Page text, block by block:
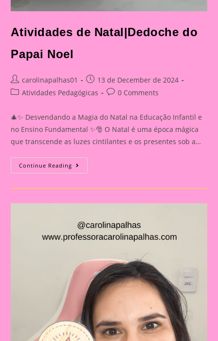
Atividades de Natal|Dedoche do
Papai Noel
Post
author:
carolinapalhas01
Post
published:
13 de December de 2024
PostAtividades Pedagógicas
Post0 Comments
🎄✨ Desvendando a Magia do Natal na Educação Infantil e
no Ensino Fundamental ✨🎅 O Natal é uma época mágica
que transcende as luzes cintilantes e os presentes sob a…
Continue Reading Atividades
De
Do